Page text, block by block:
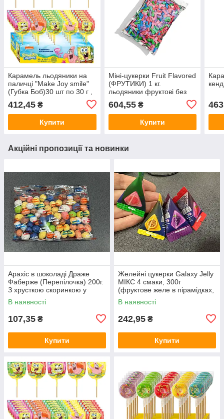
Карамель льодяники на
паличці "Make Joy smile"
(Губка Боб)30 шт по 30 г ,
412,45 ₴
Купити
Міні-цукерки Fruit Flavored
(ФРУТИКИ) 1 кг.
льодяники фруктові без
холодком і вітаміном С
604,55₴
Купити
Акційні пропозиції та новинки
Арахіс в шоколаді Драже
Фаберже (Перепілочка) 200г.
З хрусткою скоринкою у
вигляді перепелиного яйця
В наявності
107,35 ₴
Купити
Желейні цукерки Galaxy Jelly
МІКС 4 смаки, 300г
(фруктове желе в пірамідках,
трикутники)
В наявності
242,95 ₴
Купити